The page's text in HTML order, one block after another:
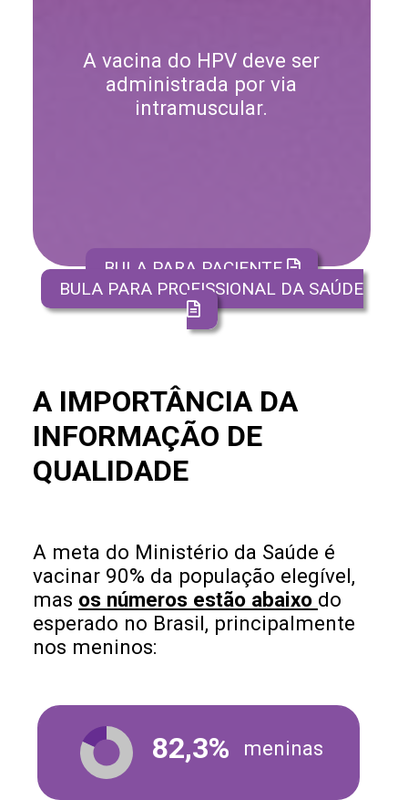
A vacina do HPV deve ser
administrada por via
intramuscular.
BULA PARA PACIENTE
BULA PARA PROFISSIONAL DA SAÚDE
A IMPORTÂNCIA DA
INFORMAÇÃO DE
QUALIDADE
A meta do Ministério da Saúde é
vacinar 90% da população elegível,
mas os números estão abaixo do
esperado no Brasil, principalmente
nos meninos:
82,3% meninas